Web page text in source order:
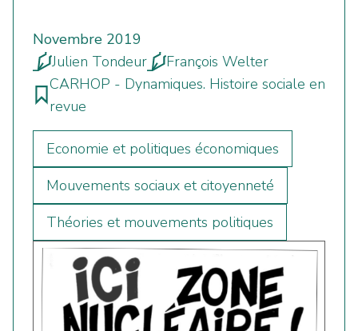
Novembre 2019
Julien Tondeur
François Welter
CARHOP - Dynamiques. Histoire sociale en
revue
Economie et politiques économiques
Mouvements sociaux et citoyenneté
Théories et mouvements politiques